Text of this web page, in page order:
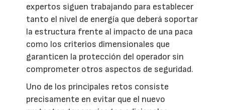
expertos siguen trabajando para establecer
tanto el nivel de energía que deberá soportar
la estructura frente al impacto de una paca
como los criterios dimensionales que
garanticen la protección del operador sin
comprometer otros aspectos de seguridad.
Uno de los principales retos consiste
precisamente en evitar que el nuevo